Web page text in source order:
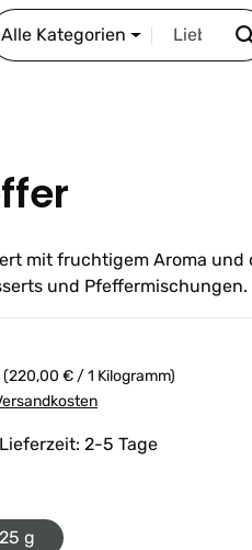
DIE SCHNORR-STORY
Alle Kategorien
mit fruchtigem Aroma und
und Pfeffermischungen.
(220,00 € / 1 Kilogramm)
2-5 Tage
25 g